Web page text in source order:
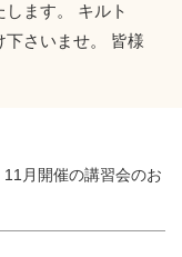
ます。 キルト
さいませ。 皆様
11月開催の講習会のお